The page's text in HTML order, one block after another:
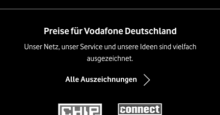
Preise für Vodafone Deutschland
Unser Netz, unser Service und unsere Ideen sind vielfach
ausgezeichnet.
Alle Auszeichnungen